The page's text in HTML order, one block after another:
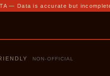
— Data is accurate but
NON-OFFICIAL